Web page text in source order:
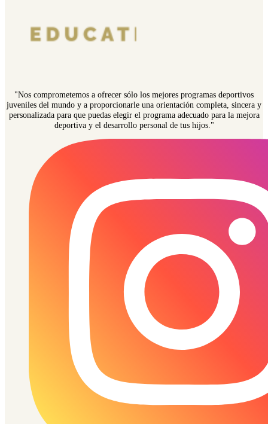
"Nos comprometemos a ofrecer sólo los mejores programas deportivos
juveniles del mundo y a proporcionarle una orientación completa, sincera y
personalizada para que puedas elegir el programa adecuado para la mejora
deportiva y el desarrollo personal de tus hijos."